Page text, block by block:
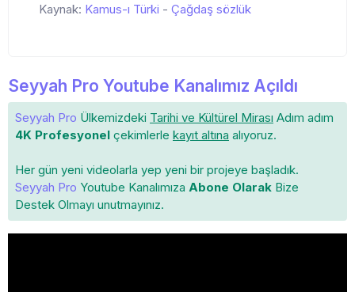
Kaynak: Kamus-ı Türki - Çağdaş sözlük
Seyyah Pro Youtube Kanalımız Açıldı
Seyyah Pro Ülkemizdeki Tarihi ve Kültürel Mirası Adım adım
4K Profesyonel çekimlerle kayıt altına alıyoruz.
Her gün yeni videolarla yep yeni bir projeye başladık.
Seyyah Pro Youtube Kanalımıza Abone Olarak Bize
Destek Olmayı unutmayınız.